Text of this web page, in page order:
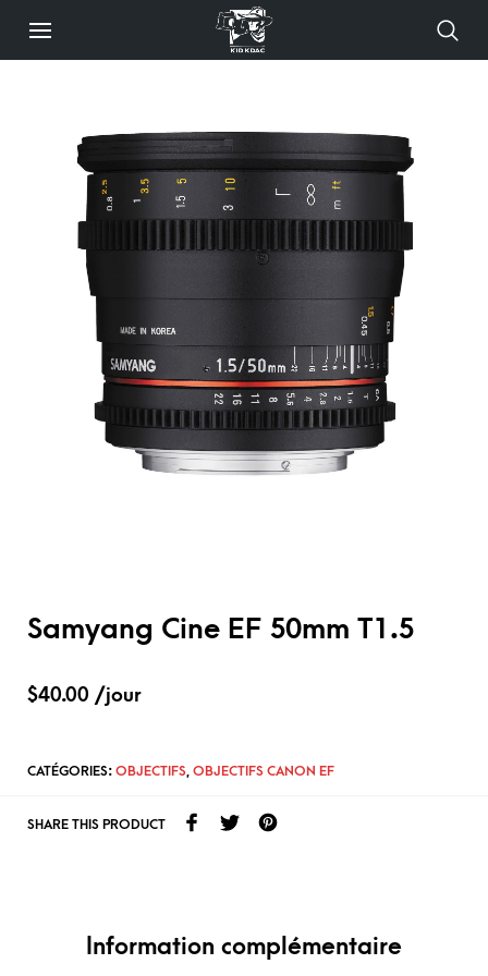
Samyang Cine EF 50mm T1.5
$40.00 /jour
CATÉGORIES: OBJECTIFS, OBJECTIFS CANON EF
SHARE THIS PRODUCT
Information complémentaire